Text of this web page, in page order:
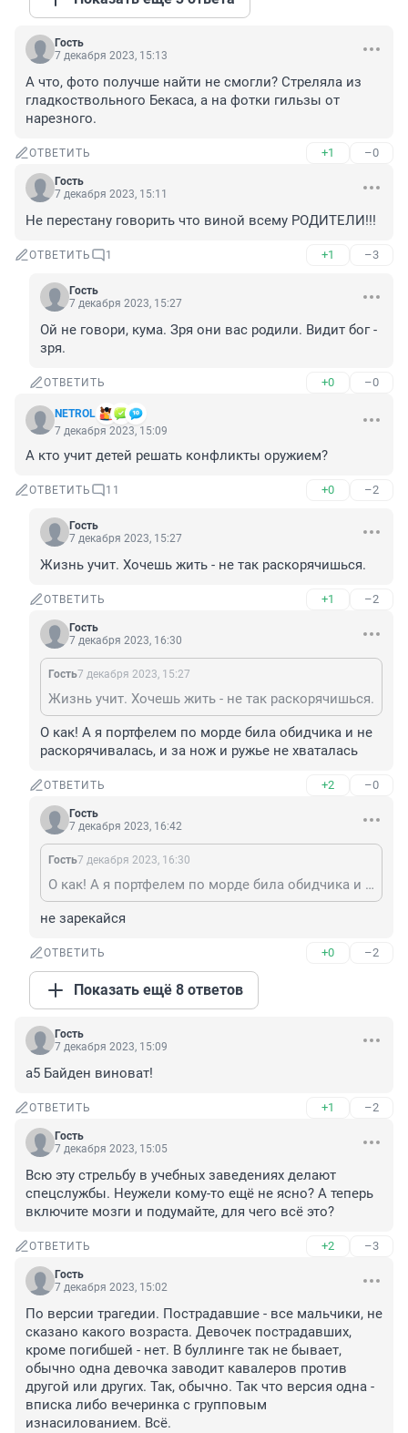
Гость
7 декабря 2023, 15:13
А что, фото получше найти не смогли? Стреляла из
гладкоствольного Бекаса, а на фотки гильзы от
нарезного.
ОТВЕТИТЬ +1 –0
Гость
7 декабря 2023, 15:11
Не перестану говорить что виной всему РОДИТЕЛИ!!!
ОТВЕТИТЬ 1 +1 –3
Гость
7 декабря 2023, 15:27
Ой не говори, кума. Зря они вас родили. Видит бог -
зря.
ОТВЕТИТЬ +0 –0
NETROL
7 декабря 2023, 15:09
А кто учит детей решать конфликты оружием?
ОТВЕТИТЬ 11 +0 –2
Гость
7 декабря 2023, 15:27
Жизнь учит. Хочешь жить - не так раскорячишься.
ОТВЕТИТЬ +1 –2
Гость
7 декабря 2023, 16:30
Гость7 декабря 2023, 15:27
Жизнь учит. Хочешь жить - не так раскорячишься.
О как! А я портфелем по морде била обидчика и не
раскорячивалась, и за нож и ружье не хваталась
ОТВЕТИТЬ +2 –0
Гость
7 декабря 2023, 16:42
Гость7 декабря 2023, 16:30
О как! А я портфелем по морде била обидчика и не раскорячивалась, и за нож и ружье не хваталась
не зарекайся
ОТВЕТИТЬ +0 –2
Показать ещё 8 ответов
Гость
7 декабря 2023, 15:09
а5 Байден виноват!
ОТВЕТИТЬ +1 –2
Гость
7 декабря 2023, 15:05
Всю эту стрельбу в учебных заведениях делают
спецслужбы. Неужели кому-то ещё не ясно? А теперь
включите мозги и подумайте, для чего всё это?
ОТВЕТИТЬ +2 –3
Гость
7 декабря 2023, 15:02
По версии трагедии. Пострадавшие - все мальчики, не
сказано какого возраста. Девочек пострадавших,
кроме погибшей - нет. В буллинге так не бывает,
обычно одна девочка заводит кавалеров против
другой или других. Так, обычно. Так что версия одна -
вписка либо вечеринка с групповым
изнасилованием. Всё.